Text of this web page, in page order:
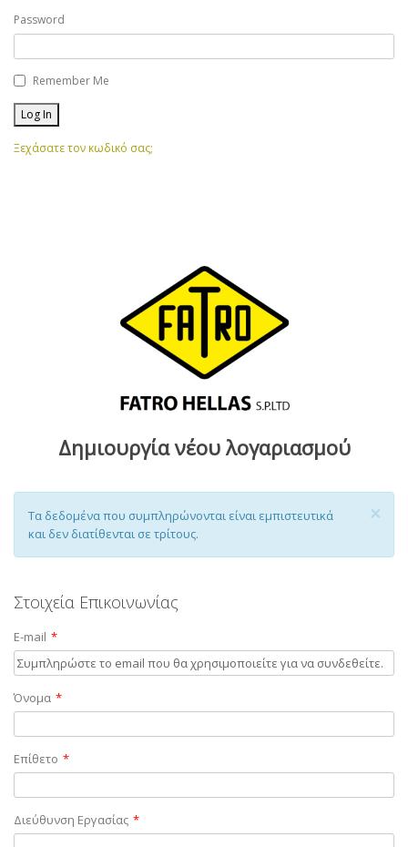
Password
Remember Me
Ξεχάσατε τον κωδικό σας;
Δημιουργία νέου λογαριασμού
×
Τα δεδομένα που συμπληρώνονται είναι εμπιστευτικά
και δεν διατίθενται σε τρίτους.
Στοιχεία Επικοινωνίας
E-mail *
Όνομα *
Επίθετο *
Διεύθυνση Εργασίας *
Εγγραφείτε στο newsletter για να λαμβάνετε τα νέα προϊόντα